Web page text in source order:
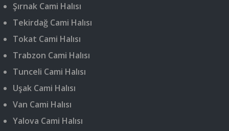
Şırnak Cami Halısı
Tekirdağ Cami Halısı
Tokat Cami Halısı
Trabzon Cami Halısı
Tunceli Cami Halısı
Uşak Cami Halısı
Van Cami Halısı
Yalova Cami Halısı